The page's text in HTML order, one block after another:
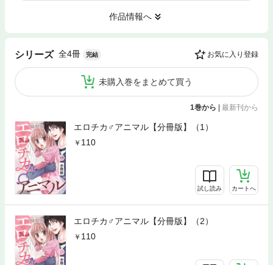
作品情報へ
シリーズ 全4冊 完結 お気に入り登録
未購入巻をまとめて買う
1巻から | 最新刊から
エロチカ♂アニマル【分冊版】（1）
110
試し読み カートへ
エロチカ♂アニマル【分冊版】（2）
110